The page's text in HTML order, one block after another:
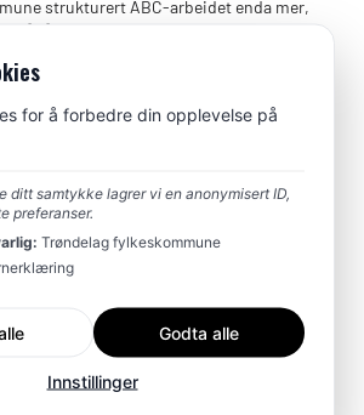
strukturert ABC-arbeidet enda mer,
å få ABC som et gjennomgangstema
som i år ble arrangert 1.-9.juni. I
også trykket ABC til sitt bryst, og
for festivalen.
for å forbedre din opplevelse på
ditt samtykke lagrer vi en anonymisert ID,
preferanser.
Trøndelag fylkeskommune
Godta alle
Innstillinger